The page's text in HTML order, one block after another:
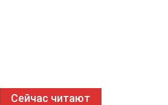
Сейчас читают